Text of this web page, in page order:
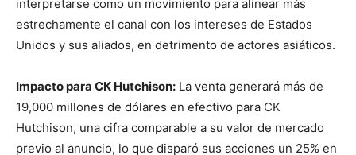
interpretarse como un movimiento para alinear más
estrechamente el canal con los intereses de Estados
Unidos y sus aliados, en detrimento de actores asiáticos.
Impacto para CK Hutchison: La venta generará más de
19,000 millones de dólares en efectivo para CK
Hutchison, una cifra comparable a su valor de mercado
previo al anuncio, lo que disparó sus acciones un 25% en